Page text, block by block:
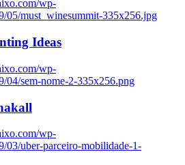
wp-
05/must_winesummit-335x256.jpg
Ideas
wp-
04/sem-nome-2-335x256.png
wp-
03/uber-parceiro-mobilidade-1-